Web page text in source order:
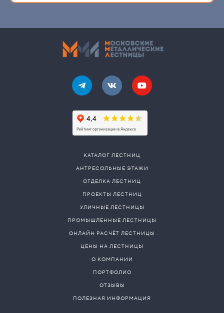
КАТАЛОГ ЛЕСТНИЦ
АНТРЕСОЛЬНЫЕ ЭТАЖИ
ОТДЕЛКА ЛЕСТНИЦ
ПРОЕКТЫ ЛЕСТНИЦ
УЛИЧНЫЕ ЛЕСТНИЦЫ
ПРОМЫШЛЕННЫЕ ЛЕСТНИЦЫ
ОНЛАЙН РАСЧЁТ ЛЕСТНИЦЫ
ЦЕНЫ НА ЛЕСТНИЦЫ
О КОМПАНИИ
ПОРТФОЛИО
ОТЗЫВЫ
ПОЛЕЗНАЯ ИНФОРМАЦИЯ